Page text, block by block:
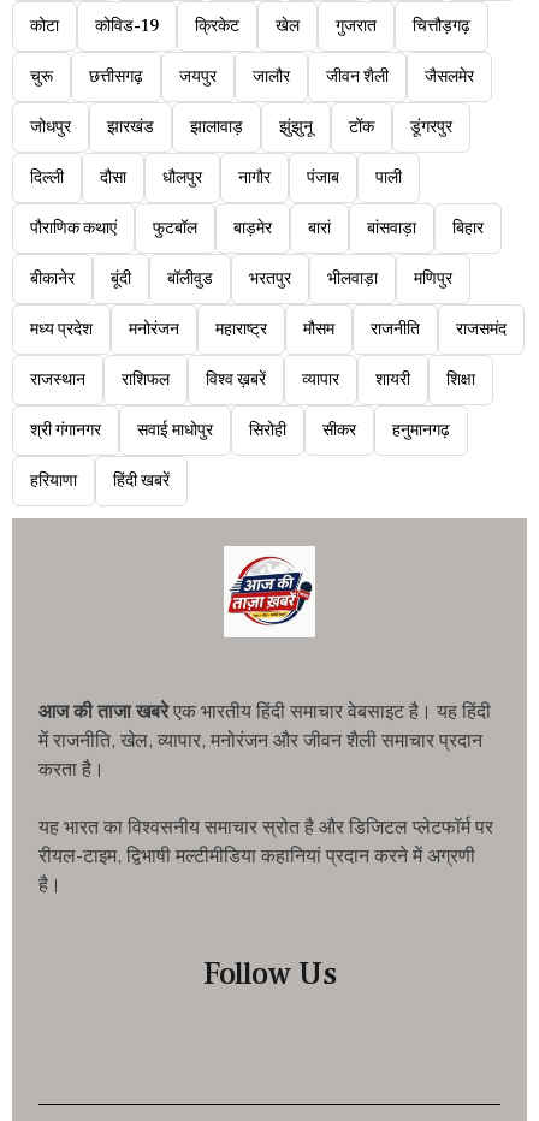
कोटा कोविड-19 क्रिकेट खेल गुजरात चित्तौड़गढ़
चुरू छत्तीसगढ़ जयपुर जालौर जीवन शैली जैसलमेर
जोधपुर झारखंड झालावाड़ झुंझुनू टोंक डूंगरपुर
दिल्ली दौसा धौलपुर नागौर पंजाब पाली
पौराणिक कथाएं फुटबॉल बाड़मेर बारां बांसवाड़ा बिहार
बीकानेर बूंदी बॉलीवुड भरतपुर भीलवाड़ा मणिपुर
मध्य प्रदेश मनोरंजन महाराष्ट्र मौसम राजनीति राजसमंद
राजस्थान राशिफल विश्व ख़बरें व्यापार शायरी शिक्षा
श्री गंगानगर सवाई माधोपुर सिरोही सीकर हनुमानगढ़
हरियाणा हिंदी खबरें
आज की ताजा खबरेएक भारतीय हिंदी समाचार वेबसाइट है। यह हिंदी
में राजनीति, खेल, व्यापार, मनोरंजन और जीवन शैली समाचार प्रदान
करता है।
यह भारत का विश्वसनीय समाचार स्रोत है और डिजिटल प्लेटफॉर्म पर
रीयल-टाइम, द्विभाषी मल्टीमीडिया कहानियां प्रदान करने में अग्रणी
है।
Follow Us